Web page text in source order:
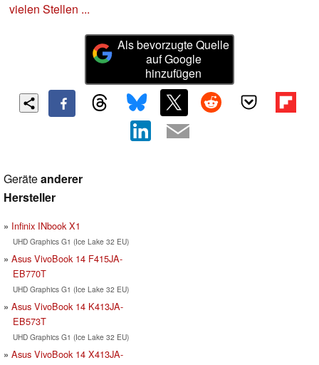
vielen Stellen ...
Als bevorzugte Quelle
auf Google
hinzufügen
Geräteanderer
Hersteller
Infinix INbook X1
UHD Graphics G1 (Ice Lake 32 EU)
Asus VivoBook 14 F415JA-
EB770T
UHD Graphics G1 (Ice Lake 32 EU)
Asus VivoBook 14 K413JA-
EB573T
UHD Graphics G1 (Ice Lake 32 EU)
Asus VivoBook 14 X413JA-